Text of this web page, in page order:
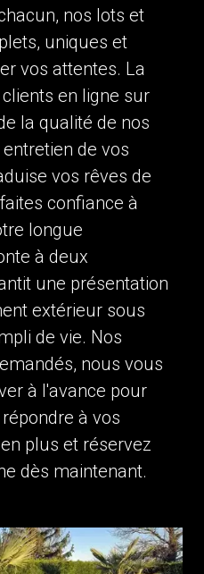
nos lots et
uniques et
vos attentes. La
en ligne sur
la qualité de nos
de vos
vos rêves de
confiance à
longue
à deux
une présentation
extérieur sous
de vie. Nos
nous vous
à l'avance pour
à vos
plus et réservez
dès maintenant.